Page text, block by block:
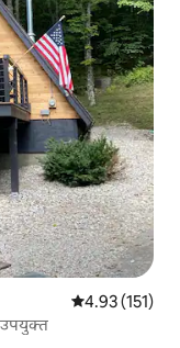
औसत रेटिंग 5 में से
4.93 (151)
उपयुक्त